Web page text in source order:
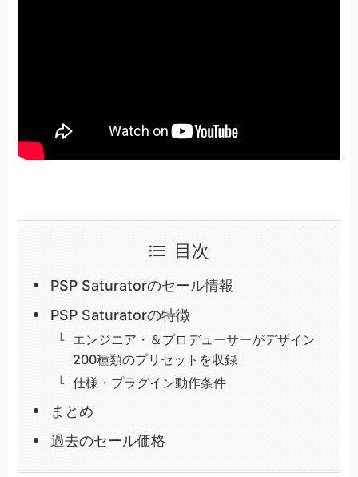
目次
PSP Saturatorのセール情報
PSP Saturatorの特徴
エンジニア・＆プロデューサーがデザイン
200種類のプリセットを収録
仕様・プラグイン動作条件
まとめ
過去のセール価格